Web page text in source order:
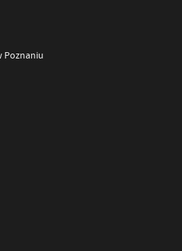
Poznaniu